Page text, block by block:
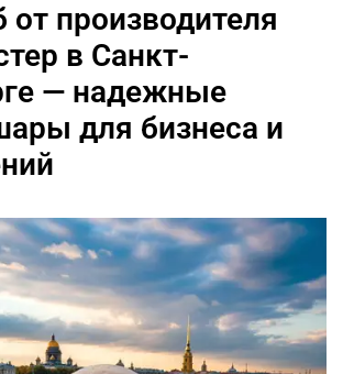
от производителя
в Санкт-
— надежные
для бизнеса и